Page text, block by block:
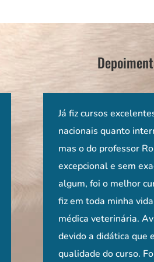
Ter acesso no nosso país a
curso ministrado em
por um professor de uma
universidade americana,
diplomado pelo ACVIM e com
tamanha experiência em
neurologia, sem dúvida
um privilégio!!! Só tenho a
agradecer!!
com
Já fiz cursos
nacionais quanto
mas o do professor
excepcional e sem
algum, foi o melhor
fiz em toda minha
médica veterinária.
devido a didática que
qualidade do curso.
a
e passo
de imediato
no
de
curso foi
Sensacional!
para quem
interessa pela
para quem já
Todo esse
compartilhado
e
da aula
oportunidade